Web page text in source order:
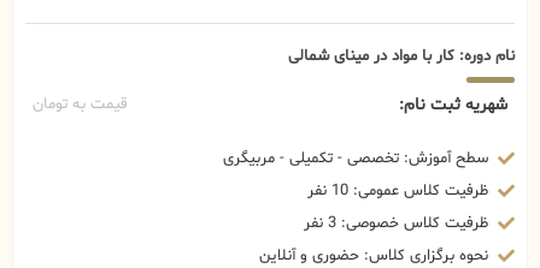
نام دوره: کار با مواد در مینای شمالی
شهریه ثبت نام: قیمت به تومان
سطح آموزش: تخصصی - تکمیلی - مربیگری
ظرفیت کلاس عمومی: 10 نفر
ظرفیت کلاس خصوصی: 3 نفر
نحوه برگزاری کلاس: حضوری و آنلاین